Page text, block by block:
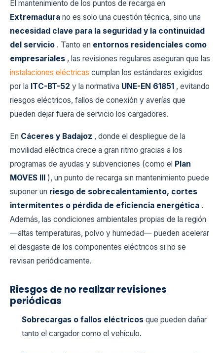
El mantenimiento de los puntos de recarga en
Extremadura no es solo una cuestión técnica, sino una
necesidad clave para la seguridad y la continuidad
del servicio . Tanto en entornos residenciales como
empresariales , las revisiones regulares aseguran que las
instalaciones eléctricas cumplan los estándares exigidos
por la ITC-BT-52 y la normativa UNE-EN 61851 , evitando
riesgos eléctricos, fallos de conexión y averías que
pueden dejar fuera de servicio los cargadores.
En Cáceres y Badajoz , donde el despliegue de la
movilidad eléctrica crece a gran ritmo gracias a los
programas de ayudas y subvenciones (como el Plan
MOVES III ), un punto de recarga sin mantenimiento puede
suponer un riesgo de sobrecalentamiento, cortes
intermitentes o pérdida de eficiencia energética .
Además, las condiciones ambientales propias de la región
—altas temperaturas, polvo y humedad— pueden acelerar
el desgaste de los componentes eléctricos si no se
revisan periódicamente.
Riesgos de no realizar revisiones
periódicas
Sobrecargas o fallos eléctricos que pueden dañar
tanto el cargador como el vehículo.